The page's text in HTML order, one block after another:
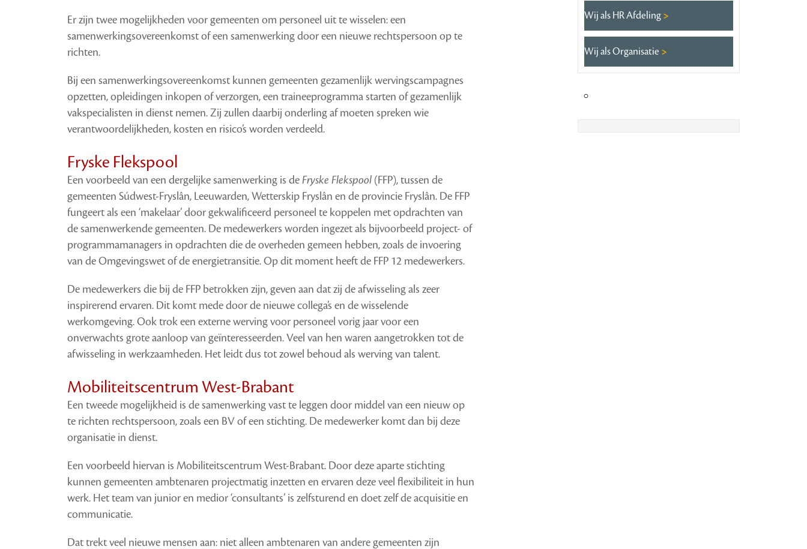
Er zijn twee mogelijkheden voor gemeenten om personeel uit te wisselen: een
samenwerkingsovereenkomst of een samenwerking door een nieuwe rechtspersoon op te
richten.
Bij een samenwerkingsovereenkomst kunnen gemeenten gezamenlijk wervingscampagnes
opzetten, opleidingen inkopen of verzorgen, een traineeprogramma starten of gezamenlijk
vakspecialisten in dienst nemen. Zij zullen daarbij onderling af moeten spreken wie
verantwoordelijkheden, kosten en risico’s worden verdeeld.
Fryske Flekspool
Een voorbeeld van een dergelijke samenwerking is deFryske Flekspool (FFP), tussen de
gemeenten Súdwest-Fryslân, Leeuwarden, Wetterskip Fryslân en de provincie Fryslân. De FFP
fungeert als een ‘makelaar’ door gekwalificeerd personeel te koppelen met opdrachten van
de samenwerkende gemeenten. De medewerkers worden ingezet als bijvoorbeeld project- of
programmamanagers in opdrachten die de overheden gemeen hebben, zoals de invoering
van de Omgevingswet of de energietransitie. Op dit moment heeft de FFP 12 medewerkers.
De medewerkers die bij de FFP betrokken zijn, geven aan dat zij de afwisseling als zeer
inspirerend ervaren. Dit komt mede door de nieuwe collega’s en de wisselende
werkomgeving. Ook trok een externe werving voor personeel vorig jaar voor een
onverwachts grote aanloop van geïnteresseerden. Veel van hen waren aangetrokken tot de
afwisseling in werkzaamheden. Het leidt dus tot zowel behoud als werving van talent.
Mobiliteitscentrum West-Brabant
Een tweede mogelijkheid is de samenwerking vast te leggen door middel van een nieuw op
te richten rechtspersoon, zoals een BV of een stichting. De medewerker komt dan bij deze
organisatie in dienst.
Een voorbeeld hiervan is Mobiliteitscentrum West-Brabant. Door deze aparte stichting
kunnen gemeenten ambtenaren projectmatig inzetten en ervaren deze veel flexibiliteit in hun
werk. Het team van junior en medior ‘consultants’ is zelfsturend en doet zelf de acquisitie en
communicatie.
Dat trekt veel nieuwe mensen aan: niet alleen ambtenaren van andere gemeenten zijn
Wij als HR Afdeling
Wij als Organisatie